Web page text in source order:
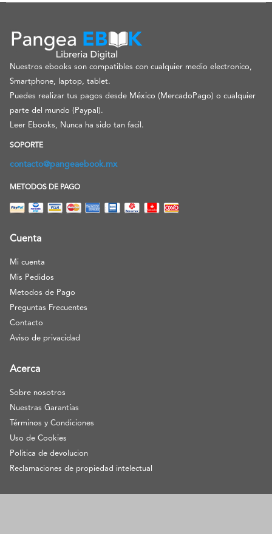
Nuestros ebooks son compatibles con cualquier medio electronico,
Smartphone, laptop, tablet.
Puedes realizar tus pagos desde México (MercadoPago) o cualquier
parte del mundo (Paypal).
Leer Ebooks, Nunca ha sido tan facil.
SOPORTE
contacto@pangeaebook.mx
METODOS DE PAGO
Cuenta
Mi cuenta
Mis Pedidos
Metodos de Pago
Preguntas Frecuentes
Contacto
Aviso de privacidad
Acerca
Sobre nosotros
Nuestras Garantías
Términos y Condiciones
Uso de Cookies
Politica de devolucion
Reclamaciones de propiedad intelectual